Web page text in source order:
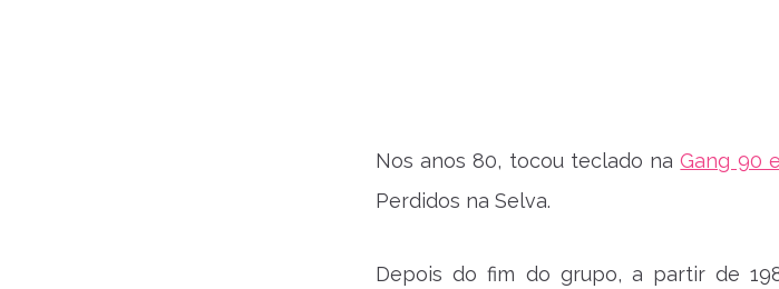
Nos anos 80, tocou teclado naGang 90
Perdidos na Selva.
Depois do fim do grupo, a partir de